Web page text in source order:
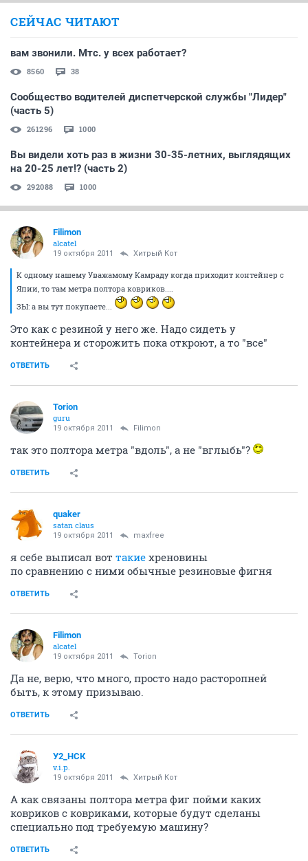
СЕЙЧАС ЧИТАЮТ
вам звонили. Мтс. у всех работает?
8560 38
Сообщество водителей диспетчерской службы "Лидер"
(часть 5)
261296 1000
Вы видели хоть раз в жизни 30-35-летних, выглядящих
на 20-25 лет!? (часть 2)
292088 1000
Filimon
alcatel
19 октября 2011 Хитрый Кот
К одному нашему Уважамому Камраду когда приходит контейнер с
Япии, то там метра полтора ковриков....
ЗЫ: а вы тут покупаете...
Это как с резиной у него же. Надо сидеть у
контейнера и сторожить пока откроют, а то "все"
ОТВЕТИТЬ
Torion
guru
19 октября 2011 Filimon
так это полтора метра "вдоль", а не "вглыбь"?
ОТВЕТИТЬ
quaker
satan claus
19 октября 2011 maxfree
я себе выписал вот такие хреновины
по сравнению с ними обычные резиновые фигня
ОТВЕТИТЬ
Filimon
alcatel
19 октября 2011 Torion
Да не, верю, что много, просто надо расторопней
быть, к этому призываю.
ОТВЕТИТЬ
У2_НСК
v.i.p.
19 октября 2011 Хитрый Кот
А как связаны полтора метра фиг пойми каких
ковриков с ковриками, которые будут сделаны
специально под требуемую машину?
ОТВЕТИТЬ